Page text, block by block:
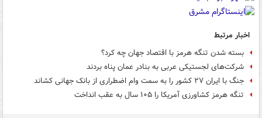
اخبار مرتبط
بسته شدن تنگه هرمز با اقتصاد جهان چه کرد؟
شرکت‌های لجستیکی عربی به بنادر عمان پناه بردند
جنگ با ایران ۲۷ کشور را به سمت وام اضطراری از بانک جهانی کشاند
تنگه هرمز کشاورزی آمریکا را ۱۰۵ سال به عقب انداخت